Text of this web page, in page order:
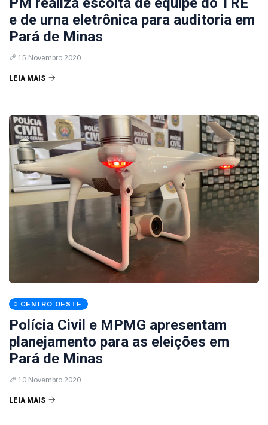
e de urna eletrônica para auditoria em
Pará de Minas
15 Novembro 2020
LEIA MAIS
CENTRO OESTE
Polícia Civil e MPMG apresentam
planejamento para as eleições em
Pará de Minas
10 Novembro 2020
LEIA MAIS